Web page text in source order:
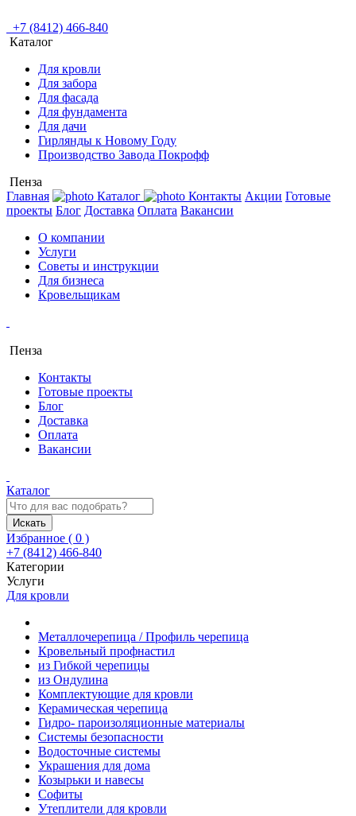
+7 (8412) 466-840
Каталог
Для кровли
Для забора
Для фасада
Для фундамента
Для дачи
Гирлянды к Новому Году
Производство Завода Покрофф
Пенза
Главная
Каталог Контакты Акции Готовые
проекты Блог Доставка Оплата Вакансии
О компании
Услуги
Советы и инструкции
Для бизнеса
Кровельщикам
Пенза
Контакты
Готовые проекты
Блог
Доставка
Оплата
Вакансии
Каталог
Искать
Избранное ( 0 )
+7 (8412) 466-840
Категории
Услуги
Для кровли
Металлочерепица / Профиль черепица
Кровельный профнастил
из Гибкой черепицы
из Ондулина
Комплектующие для кровли
Керамическая черепица
Гидро- пароизоляционные материалы
Системы безопасности
Водосточные системы
Украшения для дома
Козырьки и навесы
Софиты
Утеплители для кровли